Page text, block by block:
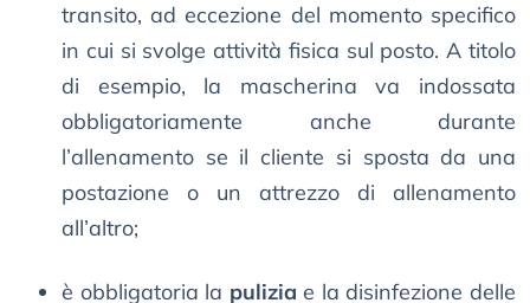
transito, ad eccezione del momento specifico
in cui si svolge attività fisica sul posto. A titolo
di esempio, la mascherina va indossata
obbligatoriamente anche durante
l’allenamento se il cliente si sposta da una
postazione o un attrezzo di allenamento
all’altro;
è obbligatoria la pulizia e la disinfezione delle